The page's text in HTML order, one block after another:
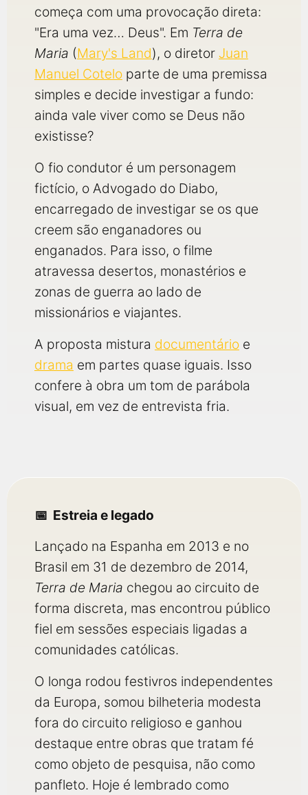
começa com uma provocação direta:
"Era uma vez… Deus". Em Terra de
Maria (Mary's Land), o diretor Juan
Manuel Cotelo parte de uma premissa
simples e decide investigar a fundo:
ainda vale viver como se Deus não
existisse?
O fio condutor é um personagem
fictício, o Advogado do Diabo,
encarregado de investigar se os que
creem são enganadores ou
enganados. Para isso, o filme
atravessa desertos, monastérios e
zonas de guerra ao lado de
missionários e viajantes.
A proposta mistura documentário e
drama em partes quase iguais. Isso
confere à obra um tom de parábola
visual, em vez de entrevista fria.
Estreia e legado
Lançado na Espanha em 2013 e no
Brasil em 31 de dezembro de 2014,
Terra de Maria chegou ao circuito de
forma discreta, mas encontrou público
fiel em sessões especiais ligadas a
comunidades católicas.
O longa rodou festivros independentes
da Europa, somou bilheteria modesta
fora do circuito religioso e ganhou
destaque entre obras que tratam fé
como objeto de pesquisa, não como
panfleto. Hoje é lembrado como